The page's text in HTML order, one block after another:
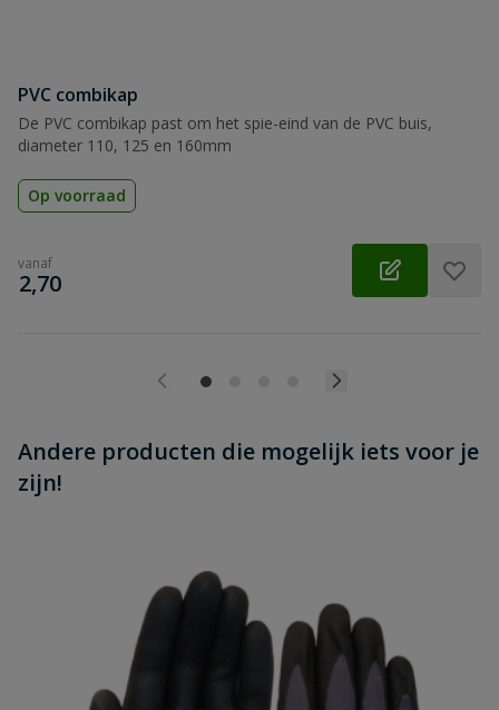
Beoordeling versturen
PVC combikap
De PVC combikap past om het spie-eind van de PVC buis,
diameter 110, 125 en 160mm
Op voorraad
vanaf
€
2,70
Andere producten die mogelijk iets voor je
zijn!